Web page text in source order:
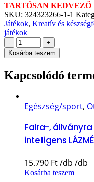
TARTÓSAN KEDVEZŐ
SKU: 324323266-1-1
Játékok, Kreatív és
játékok
-
+
Kosárba teszem
Kapcsolódó
Egészség/sport,
Falra-,
intelligens
15.790 Ft
Kosárba teszem